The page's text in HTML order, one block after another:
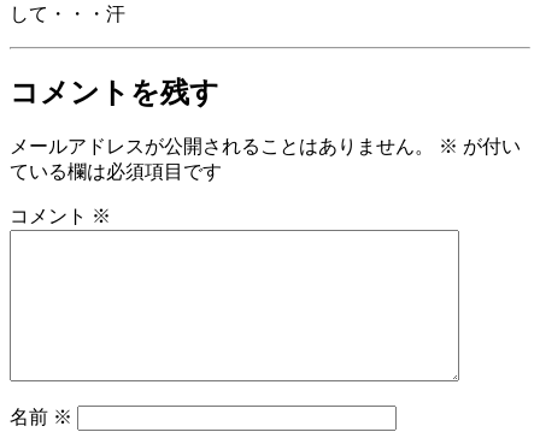
して・・・汗
コメントを残す
メールアドレスが公開されることはありません。 ※ が付い
ている欄は必須項目です
コメント ※
名前 ※